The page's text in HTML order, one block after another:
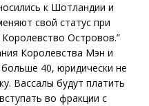
к Шотландии и
свой статус при
Островов.”
Королевства Мэн и
40, юридически не
Вассалы будут платить
во фракции с